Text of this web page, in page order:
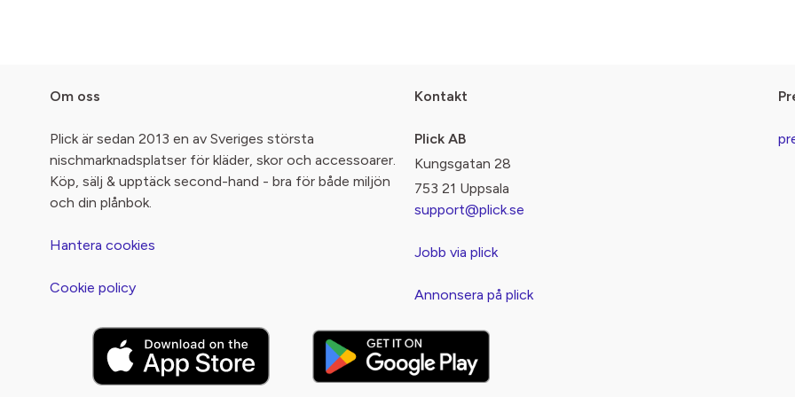
Om oss
Plick är sedan 2013 en av Sveriges största
nischmarknadsplatser för kläder, skor och accessoarer.
Köp, sälj & upptäck second-hand - bra för både miljön
och din plånbok.
Hantera cookies
Cookie policy
Kontakt
Plick AB
Kungsgatan 28
753 21 Uppsala
support@plick.se
Jobb via plick
Annonsera på plick